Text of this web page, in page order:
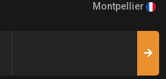
Montpellier